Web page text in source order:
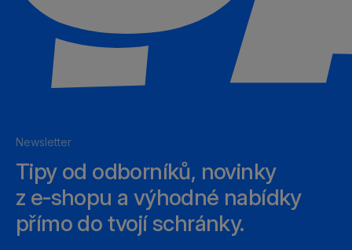
Newsletter
Tipy od odborníků, novinky
z e‑shopu a výhodné nabídky
přímo do tvojí schránky.